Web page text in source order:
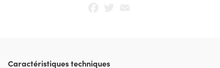
Caractéristiques techniques